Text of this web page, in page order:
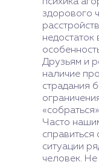
здорового
недостаток
Друзьям и
наличие
страдания
Часто
справиться
ситуации
человек.